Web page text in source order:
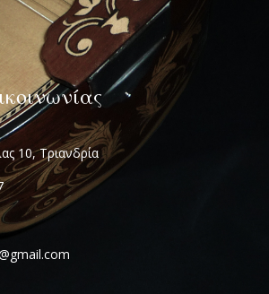
10, Τριανδρία